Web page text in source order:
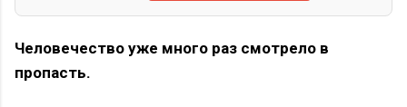
Человечество уже много раз смотрело в
пропасть.